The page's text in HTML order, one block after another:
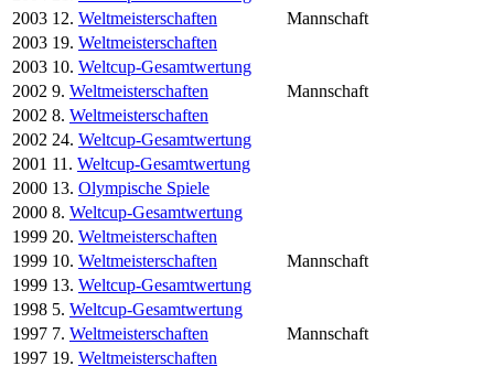
2003 12. Weltmeisterschaften
Mannschaft
2003 19. Weltmeisterschaften
2003 10. Weltcup-Gesamtwertung
2002 9. Weltmeisterschaften
Mannschaft
2002 8. Weltmeisterschaften
2002 24. Weltcup-Gesamtwertung
2001 11. Weltcup-Gesamtwertung
2000 13. Olympische Spiele
2000 8. Weltcup-Gesamtwertung
1999 20. Weltmeisterschaften
1999 10. Weltmeisterschaften
Mannschaft
1999 13. Weltcup-Gesamtwertung
1998 5. Weltcup-Gesamtwertung
1997 7. Weltmeisterschaften
Mannschaft
1997 19. Weltmeisterschaften